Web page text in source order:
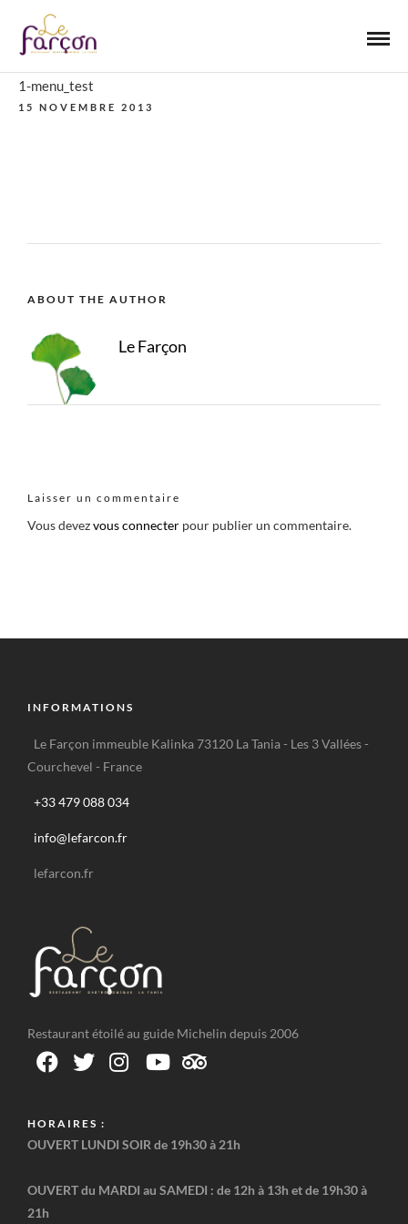
1-menu_test
15 NOVEMBRE 2013
ABOUT THE AUTHOR
Le Farçon
Laisser un commentaire
Vous devezvous connecter pour publier un commentaire.
INFORMATIONS
Le Farçon immeuble Kalinka 73120 La Tania - Les 3 Vallées -
Courchevel - France
+33 479 088 034
info@lefarcon.fr
lefarcon.fr
Restaurant étoilé au guide Michelin depuis 2006
HORAIRES :
OUVERT LUNDI SOIR de 19h30 à 21h
OUVERT du MARDI au SAMEDI : de 12h à 13h et de 19h30 à
21h